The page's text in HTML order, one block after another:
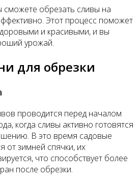
сможете обрезать сливы на
Этот процесс поможет
и красивыми, и вы
урожай.
для обрезки
проводится перед началом
когда сливы активно готовятся
В это время садовые
от зимней спячки, их
что способствует более
после обрезки.